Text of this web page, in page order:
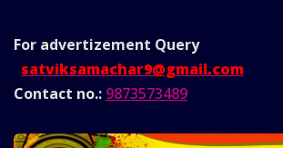
For advertizement Query
satviksamachar9@gmail.com
Contact no.: 9873573489